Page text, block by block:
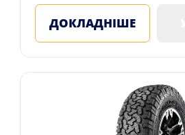
ДОКЛАДНІШЕ